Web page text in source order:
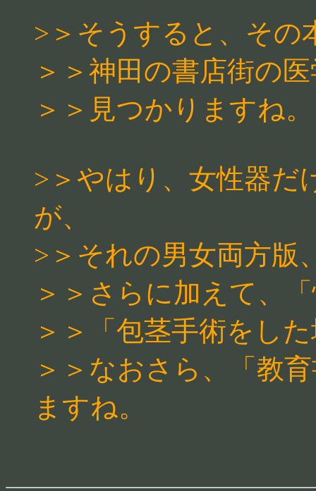
>＞そうすると、その
＞＞神田の書店街の
＞＞見つかりますね。
>＞やはり、女性器だ
が、
>＞それの男女両方版
＞＞さらに加えて、
＞＞「包茎手術をし
＞＞なおさら、「教
ますね。